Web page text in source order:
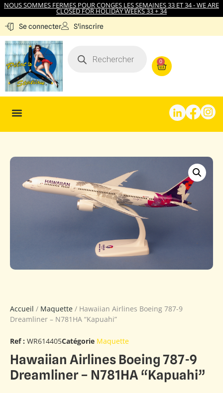
NOUS SOMMES FERMES POUR CONGES LES SEMAINES 33 ET 34 - WE ARE
CLOSED FOR HOLIDAY WEEKS 33 + 34
Se connecter S'inscrire
0
Accueil / Maquette / Hawaiian Airlines Boeing 787-9
Dreamliner – N781HA “Kapuahi”
Ref : WR614405Catégorie Maquette
Hawaiian Airlines Boeing 787-9
Dreamliner – N781HA “Kapuahi”